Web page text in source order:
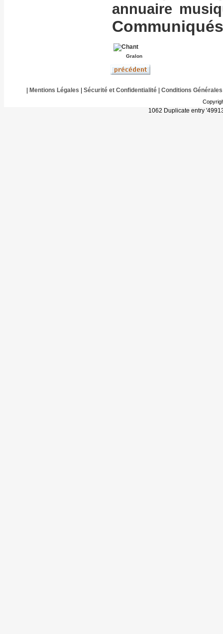
annuaire
Gralon
Mentions Légales Sécurité et Confidentialité| Conditions Générales
1062 Duplicate entry